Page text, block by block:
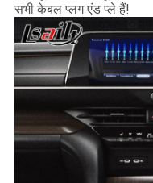
सभी केबल प्लग एंड प्ले हैं!